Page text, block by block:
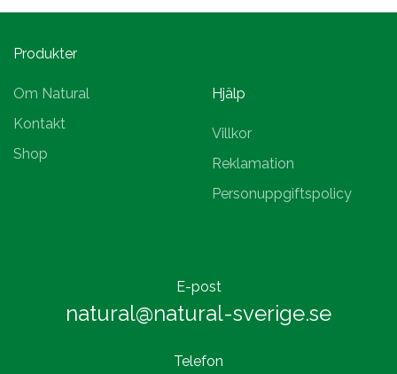
Produkter
Om Natural
Kontakt
Shop
Hjälp
Villkor
Reklamation
Personuppgiftspolicy
E-post
natural@natural-sverige.se
Telefon